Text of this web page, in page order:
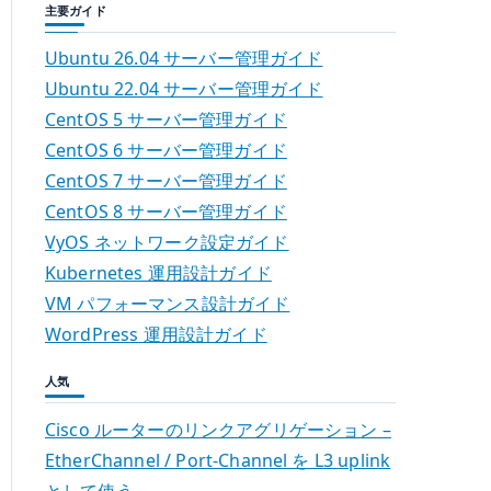
主要ガイド
Ubuntu 26.04 サーバー管理ガイド
Ubuntu 22.04 サーバー管理ガイド
CentOS 5 サーバー管理ガイド
CentOS 6 サーバー管理ガイド
CentOS 7 サーバー管理ガイド
CentOS 8 サーバー管理ガイド
VyOS ネットワーク設定ガイド
Kubernetes 運用設計ガイド
VM パフォーマンス設計ガイド
WordPress 運用設計ガイド
人気
Cisco ルーターのリンクアグリゲーション –
EtherChannel / Port-Channel を L3 uplink